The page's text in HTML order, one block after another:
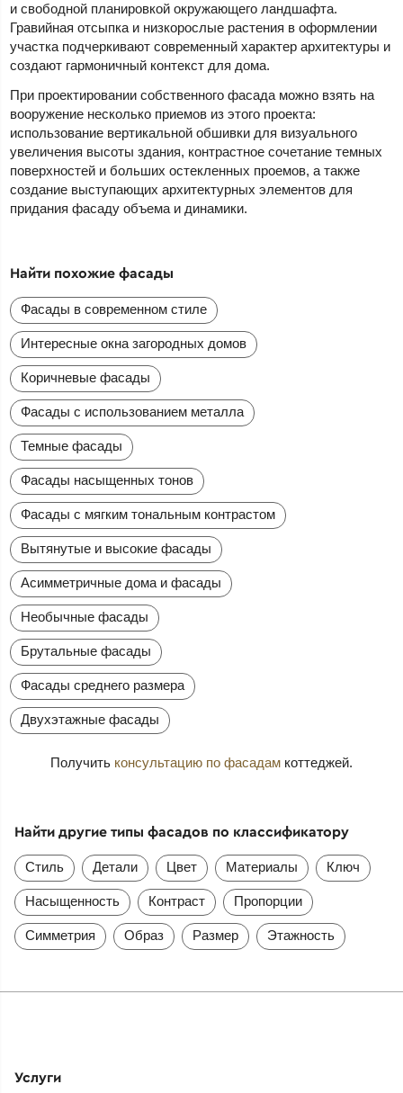
и свободной планировкой окружающего ландшафта.
Гравийная отсыпка и низкорослые растения в оформлении
участка подчеркивают современный характер архитектуры и
создают гармоничный контекст для дома.
При проектировании собственного фасада можно взять на
вооружение несколько приемов из этого проекта:
использование вертикальной обшивки для визуального
увеличения высоты здания, контрастное сочетание темных
поверхностей и больших остекленных проемов, а также
создание выступающих архитектурных элементов для
придания фасаду объема и динамики.
Найти похожие фасады
Фасады в современном стиле
Интересные окна загородных домов
Коричневые фасады
Фасады с использованием металла
Темные фасады
Фасады насыщенных тонов
Фасады с мягким тональным контрастом
Вытянутые и высокие фасады
Асимметричные дома и фасады
Необычные фасады
Брутальные фасады
Фасады среднего размера
Двухэтажные фасады
Получить консультацию по фасадам коттеджей.
Найти другие типы фасадов по классификатору
Стиль Детали Цвет Материалы Ключ
Насыщенность Контраст Пропорции
Симметрия Образ Размер Этажность
Услуги